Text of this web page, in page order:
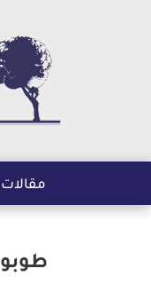
مقالات